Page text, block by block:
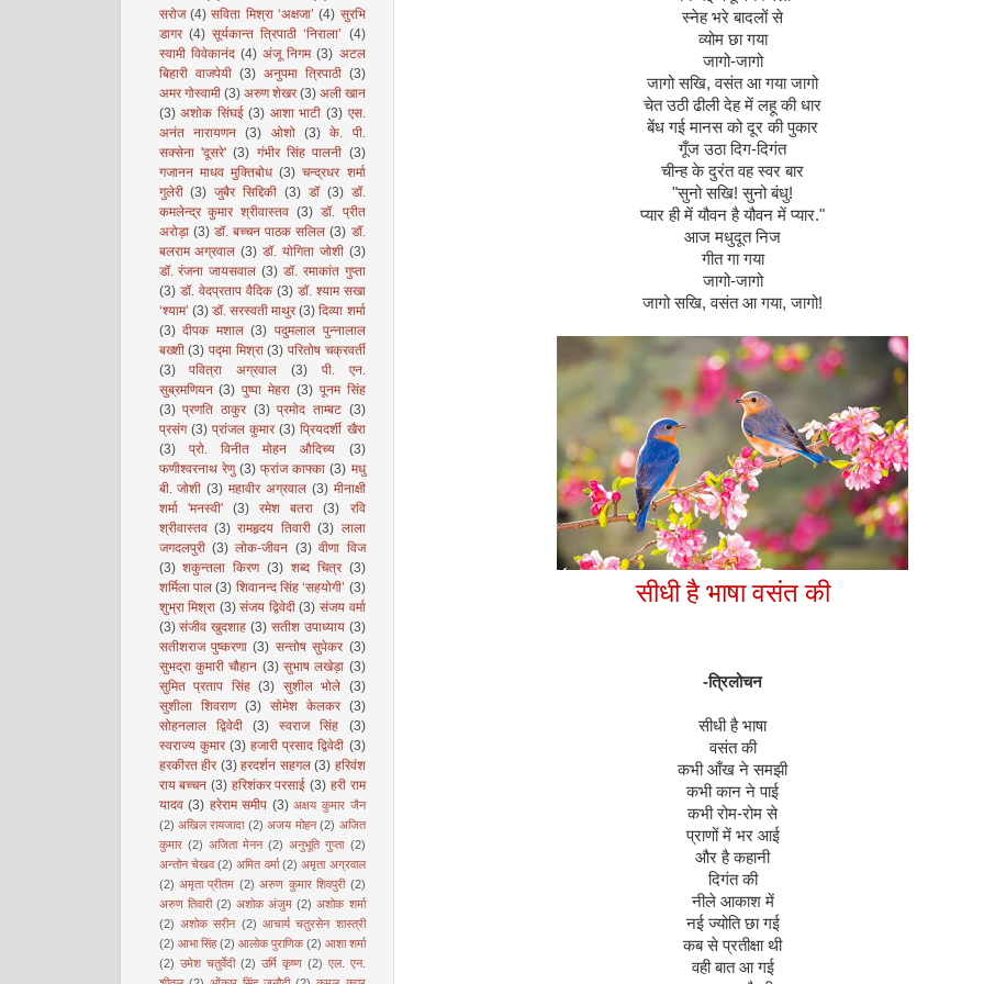
स्नेह भरे बादलों से
व्योम छा गया
जागो-जागो
जागो सखि,वसंत आ गया जागो
चेत उठी ढीली देह में लहू की धार
बेंध गई मानस को दूर की पुकार
गूँज उठा दिग-दिगंत
चीन्ह के दुरंत वह स्वर बार
"सुनो सखि!सुनो बंधु!
प्यार ही में यौवन है यौवन में प्यार."
आज मधुदूत निज
गीत गा गया
जागो-जागो
जागो सखि,वसंत आ गया,जागो!
सीधी है भाषा वसंत की
-त्रिलोचन
सीधी है भाषा
वसंत की
कभी आँख ने समझी
कभी कान ने पाई
कभी रोम-रोम से
प्राणों में भर आई
और है कहानी
दिगंत की
नीले आकाश में
नई ज्योति छा गई
कब से प्रतीक्षा थी
वही बात आ गई
सरोज (4) सविता मिश्रा ‘अक्षजा’ (4) सुरभि
डागर (4) सूर्यकान्त त्रिपाठी ‘निराला’ (4)
स्वामी विवेकानंद (4) अंजू निगम (3) अटल
बिहारी वाजपेयी (3) अनुपमा त्रिपाठी (3)
अमर गोस्वामी (3) अरुण शेखर (3) अली खान
(3) अशोक सिंघई (3) आशा भाटी (3) एस.
अनंत नारायणन (3) ओशो (3) के. पी.
सक्सेना 'दूसरे' (3) गंभीर सिंह पालनी (3)
गजानन माधव मुक्तिबोध (3) चन्द्रधर शर्मा
गुलेरी (3) जुबैर सिद्दिकी (3) डॉ (3) डॉ.
कमलेन्द्र कुमार श्रीवास्तव (3) डॉ. प्रीत
अरोड़ा (3) डॉ. बच्चन पाठक सलिल (3) डॉ.
बलराम अग्रवाल (3) डॉ. योगिता जोशी (3)
डॉ. रंजना जायसवाल (3) डॉ. रमाकांत गुप्ता
(3) डॉ. वेदप्रताप वैदिक (3) डॉ. श्याम सखा
‘श्याम’ (3) डॉ. सरस्वती माथुर (3) दिव्या शर्मा
(3) दीपक मशाल (3) पदुमलाल पुन्नालाल
बख्शी (3) पद्मा मिश्रा (3) परितोष चक्रवर्ती
(3)
पवित्रा अग्रवाल (3)
पी. एन.
सुब्रमणियन (3) पुष्पा मेहरा (3) पूनम सिंह
(3) प्रणति ठाकुर (3) प्रमोद ताम्बट (3)
प्रसंग (3) प्रांजल कुमार (3) प्रियदर्शी खैरा
(3)
प्रो. विनीत मोहन औदिच्य
(3)
फणीश्वरनाथ रेणु (3) फ्रांज काफ्का (3) मधु
बी. जोशी (3) महावीर अग्रवाल (3) मीनाक्षी
शर्मा 'मनस्वी'
(3) रमेश बतरा (3)
रवि
श्रीवास्तव (3) रामहृदय तिवारी (3) लाला
जगदलपुरी (3) लोक-जीवन (3) वीणा विज
(3) शकुन्तला किरण (3) शब्द चित्र (3)
शर्मिला पाल (3) शिवानन्द सिंह ‘सहयोगी’ (3)
शुभ्रा मिश्रा (3) संजय द्विवेदी (3) संजय वर्मा
(3) संजीव खुदशाह (3) सतीश उपाध्याय (3)
सतीशराज पुष्करणा (3) सन्तोष सुपेकर (3)
सुभद्रा कुमारी चौहान (3) सुभाष लखेड़ा (3)
सुमित प्रताप सिंह (3) सुशील भोले (3)
सुशीला शिवराण
(3) सोमेश केलकर
(3)
सोहनलाल द्विवेदी
(3) स्वराज सिंह
(3)
स्वराज्य कुमार (3) हजारी प्रसाद द्विवेदी (3)
हरकीरत हीर (3) हरदर्शन सहगल (3) हरिवंश
राय बच्चन (3) हरिशंकर परसाई (3) हरी राम
यादव (3) हरेराम समीप (3) अक्षय कुमार जैन
(2) अखिल रायजादा (2) अजय मोहन (2) अजित
कुमार (2) अजिता मेनन (2) अनुभूति गुप्ता (2)
अन्तोन चेखव (2) अमित वर्मा (2) अमृता अग्रवाल
(2) अमृता प्रीतम (2) अरुण कुमार शिवपुरी (2)
अरुण तिवारी (2) अशोक अंजुम (2) अशोक शर्मा
(2) अशोक सरीन (2) आचार्य चतुरसेन शास्त्री
(2) आभा सिंह (2) आलोक पुराणिक (2) आशा शर्मा
(2) उमेश चतुर्वेदी (2) उर्मि कृष्ण (2) एल. एन.